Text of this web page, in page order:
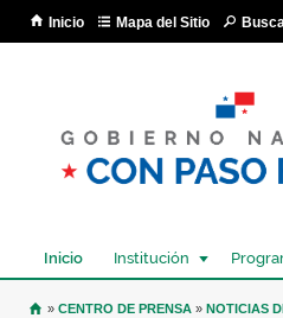
Inicio Mapa del Sitio
Inicio Institución
USTED SE ENCUENTRA
» CENTRO DE PRENSA » NOTICIAS